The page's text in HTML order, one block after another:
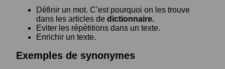
Définir un mot. C’est pourquoi on les trouve
dans les articles de dictionnaire.
Eviter les répétitions dans un texte.
Enrichir un texte.
Exemples de synonymes